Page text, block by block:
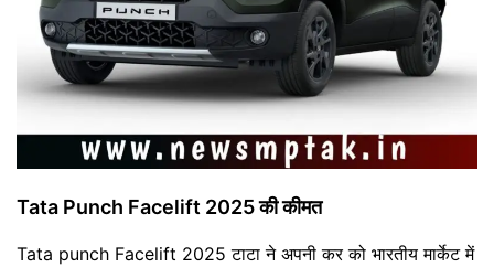
Tata Punch Facelift 2025 की कीमत
Tata punch Facelift 2025 टाटा ने अपनी कर को भारतीय मार्केट में